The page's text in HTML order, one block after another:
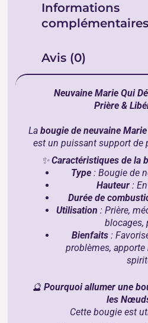
Informations
complémentaires
Avis (0)
Neuvaine Marie Qui
Prière &
La bougie de neuvaine
est un puissant support de
✨Caractéristiques de la
Type: Bougie de
Hauteur :
Durée de
Utilisation : Prière,
blocages,
Bienfaits :
problèmes,
🔮 Pourquoi allumer une
les
Cette bougie est